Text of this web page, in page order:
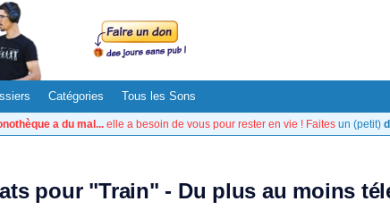
Catégories Tous les Sons
a du mal... elle a besoin de vous pour rester en vie ! Faites un (petit)
pour "Train" - Du plus au moins